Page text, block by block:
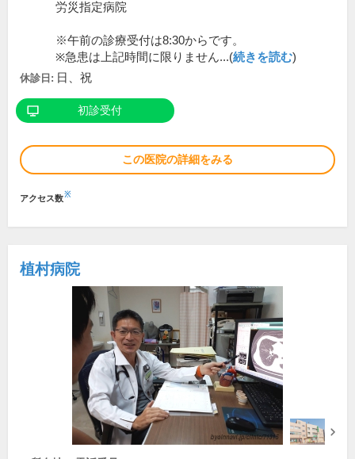
労災指定病院
※午前の診療受付は8:30からです。
※急患は上記時間に限りません...(続きを読む)
休診日: 日、祝
初診受付
この医院の詳細をみる
アクセス数※
植村病院